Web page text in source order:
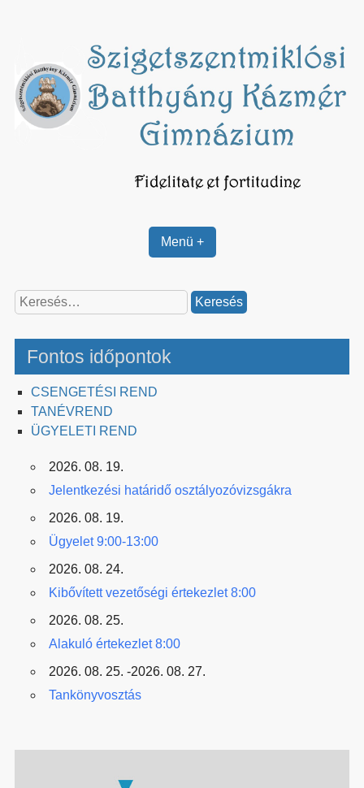
Menü +
Keresés:
Fontos időpontok
CSENGETÉSI REND
TANÉVREND
ÜGYELETI REND
2026. 08. 19.
Jelentkezési határidő osztályozóvizsgákra
2026. 08. 19.
Ügyelet 9:00-13:00
2026. 08. 24.
Kibővített vezetőségi értekezlet 8:00
2026. 08. 25.
Alakuló értekezlet 8:00
2026. 08. 25. -2026. 08. 27.
Tankönyvosztás